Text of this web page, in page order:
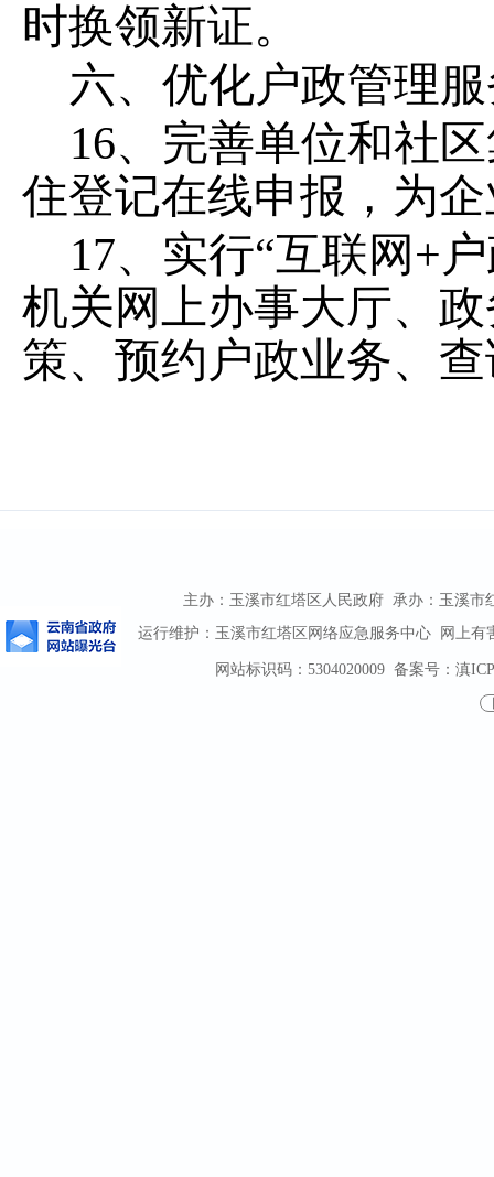
时换领新证。
六、优化户政管理
16、完善单位和社
住登记在线申报，为
17、实行“互联网+
机关网上办事大厅、
策、预约户政业务、
主办：玉溪市红塔区人民政府 承办：玉溪市
运行维护：玉溪市红塔区网络应急服务中心 网上有
网站标识码：5304020009备案号：滇